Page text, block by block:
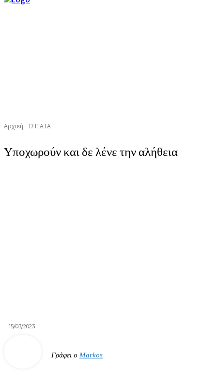
Αρχική TΣΙΤΑΤΑ
Υποχωρούν και δε λένε την αλήθεια
15/03/2023
Γράφει ο Markos